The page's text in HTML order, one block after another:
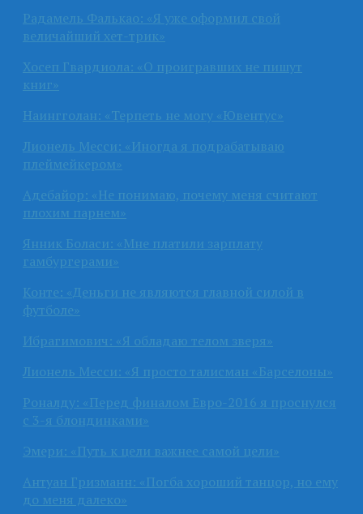
Радамель Фалькао: «Я уже оформил свой
величайший хет-трик»
Хосеп Гвардиола: «О проигравших не пишут
книг»
Наингголан: «Терпеть не могу «Ювентус»
Лионель Месси: «Иногда я подрабатываю
плеймейкером»
Адебайор: «Не понимаю, почему меня считают
плохим парнем»
Янник Боласи: «Мне платили зарплату
гамбургерами»
Конте: «Деньги не являются главной силой в
футболе»
Ибрагимович: «Я обладаю телом зверя»
Лионель Месси: «Я просто талисман «Барселоны»
Роналду: «Перед финалом Евро-2016 я проснулся
с 3-я блондинками»
Эмери: «Путь к цели важнее самой цели»
Антуан Гризманн: «Погба хороший танцор, но ему
до меня далеко»